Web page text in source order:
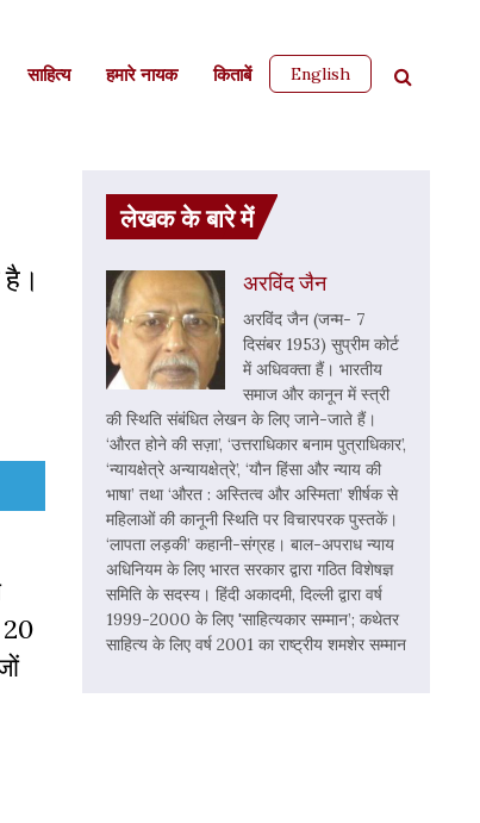
साहित्‍य हमारे नायक किताबें English
20
लेखक के बारे में
अरविंद जैन
अरविंद जैन (जन्म- 7
दिसंबर 1953) सुप्रीम कोर्ट
में अधिवक्ता हैं। भारतीय
समाज और कानून में स्त्री
की स्थिति संबंधित लेखन के लिए जाने-जाते हैं।
‘औरत होने की सज़ा’, ‘उत्तराधिकार बनाम पुत्राधिकार’,
‘न्यायक्षेत्रे अन्यायक्षेत्रे’, ‘यौन हिंसा और न्याय की
भाषा’ तथा ‘औरत : अस्तित्व और अस्मिता’ शीर्षक से
महिलाओं की कानूनी स्थिति पर विचारपरक पुस्तकें।
‘लापता लड़की’ कहानी-संग्रह। बाल-अपराध न्याय
अधिनियम के लिए भारत सरकार द्वारा गठित विशेषज्ञ
समिति के सदस्य। हिंदी अकादमी, दिल्ली द्वारा वर्ष
1999-2000 के लिए 'साहित्यकार सम्मान’; कथेतर
साहित्य के लिए वर्ष 2001 का राष्ट्रीय शमशेर सम्मान